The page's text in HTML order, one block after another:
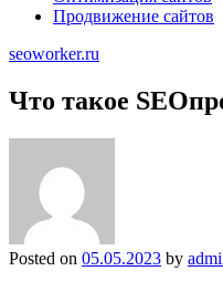
Продвижение сайтов
seoworker.ru
Что такое
Posted on 05.05.2023 by